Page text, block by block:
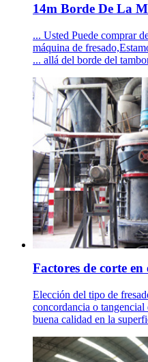
14m Borde De La
... Usted Puede comprar
máquina de
... allá del borde del
Factores de corte
Elección del tipo de
concordancia o
buena calidad en la